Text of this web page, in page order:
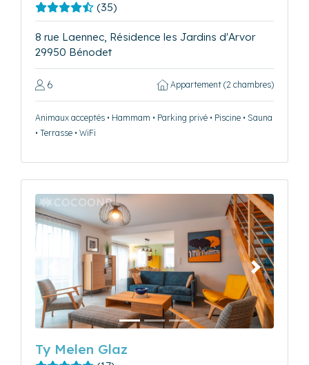
(35)
8 rue Laennec, Résidence les Jardins d'Arvor
29950 Bénodet
6 Appartement (2 chambres)
Animaux acceptés • Hammam • Parking privé • Piscine • Sauna
• Terrasse • WiFi
Suivant
Ty Melen Glaz